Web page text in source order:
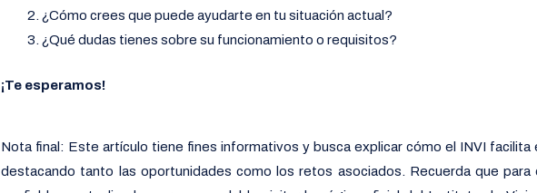
¿Cómo crees que puede ayudarte en tu situación actual?
¿Qué dudas tienes sobre su funcionamiento o requisitos?
¡Te esperamos!
Nota final: Este artículo tiene fines informativos y busca explicar cómo el INVI facilita
destacando tanto las oportunidades como los retos asociados. Recuerda que para